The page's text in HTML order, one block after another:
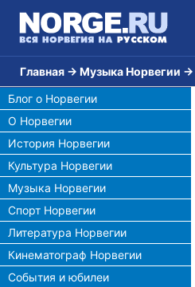
Главная → Музыка Норвегии →
Блог о Норвегии
О Норвегии
История Норвегии
Культура Норвегии
Музыка Норвегии
Спорт Норвегии
Литература Норвегии
Кинематограф Норвегии
События и юбилеи